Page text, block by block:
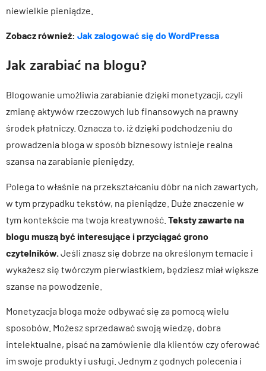
niewielkie pieniądze.
Zobacz również: Jak zalogować się do WordPressa
Jak zarabiać na blogu?
Blogowanie umożliwia zarabianie dzięki monetyzacji, czyli
zmianę aktywów rzeczowych lub finansowych na prawny
środek płatniczy. Oznacza to, iż dzięki podchodzeniu do
prowadzenia bloga w sposób biznesowy istnieje realna
szansa na zarabianie pieniędzy.
Polega to właśnie na przekształcaniu dóbr na nich zawartych,
w tym przypadku tekstów, na pieniądze. Duże znaczenie w
tym kontekście ma twoja kreatywność. Teksty zawarte na
blogu muszą być interesujące i przyciągać grono
czytelników. Jeśli znasz się dobrze na określonym temacie i
wykażesz się twórczym pierwiastkiem, będziesz miał większe
szanse na powodzenie.
Monetyzacja bloga może odbywać się za pomocą wielu
sposobów. Możesz sprzedawać swoją wiedzę, dobra
intelektualne, pisać na zamówienie dla klientów czy oferować
im swoje produkty i usługi. Jednym z godnych polecenia i